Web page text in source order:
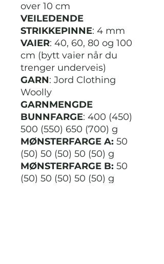
over 10 cm
VEILEDENDE
STRIKKEPINNE: 4 mm
VAIER: 40, 60, 80 og 100
cm (bytt vaier når du
trenger underveis)
GARN: Jord Clothing
Woolly
GARNMENGDE
BUNNFARGE: 400 (450)
500 (550) 650 (700) g
MØNSTERFARGE A: 50
(50) 50 (50) 50 (50) g
MØNSTERFARGE B: 50
(50) 50 (50) 50 (50) g